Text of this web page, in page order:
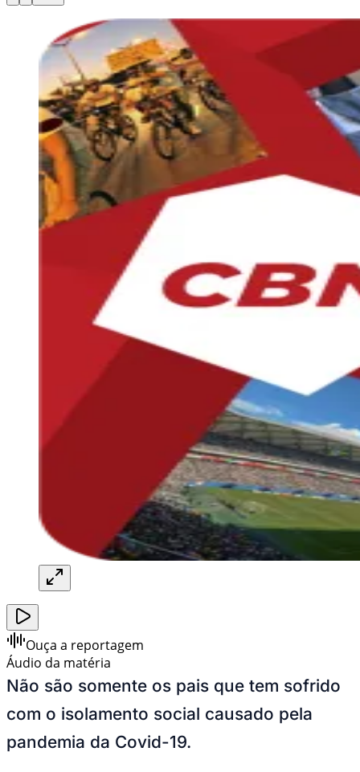
Ouça a reportagem
Áudio da matéria
Não são somente os pais que tem sofrido
com o isolamento social causado pela
pandemia da Covid-19.